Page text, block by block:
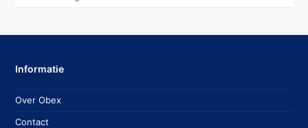
Informatie
Over Obex
Contact